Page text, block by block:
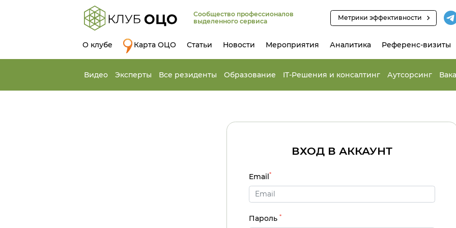
Сообщество профессионалов
выделенного сервиса
Метрики эффективности
О клубе Карта ОЦО Статьи Новости Мероприятия Аналитика Референс-визиты
Видео Эксперты Все резиденты Образование IT-Решения и консалтинг Аутсорсинг
ВХОД В АККАУНТ
Email*
Пароль*